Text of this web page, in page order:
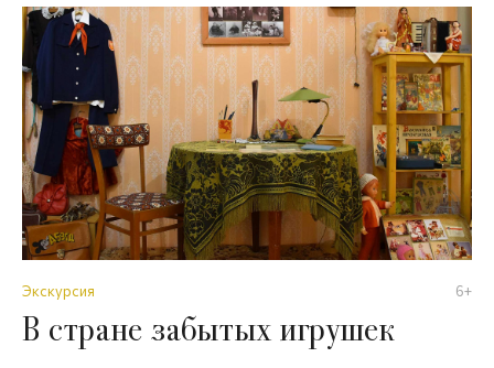
Экскурсия 6+
В стране забытых игрушек